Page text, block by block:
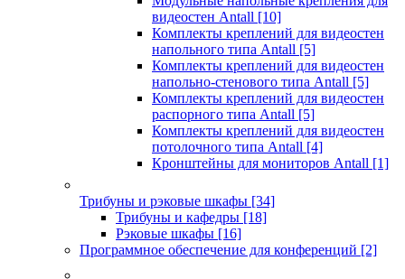
видеостен Antall [10]
Комплекты креплений для видеостен
напольного типа Antall [5]
Комплекты креплений для видеостен
напольно-стенового типа Antall [5]
Комплекты креплений для видеостен
распорного типа Antall [5]
Комплекты креплений для видеостен
потолочного типа Antall [4]
Кронштейны для мониторов Antall [1]
Трибуны и рэковые шкафы [34]
Трибуны и кафедры [18]
Рэковые шкафы [16]
Программное обеспечение для конференций [2]